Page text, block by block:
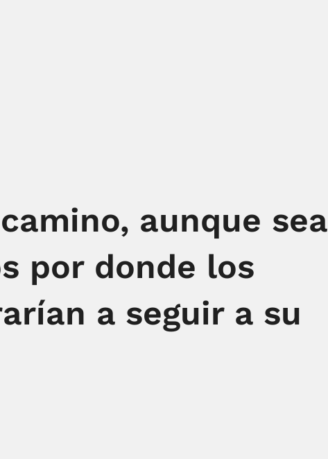
aunque sea
por donde los
a seguir a su